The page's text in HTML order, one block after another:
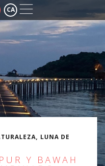
CA
, LUNA DE
Y BAWAH